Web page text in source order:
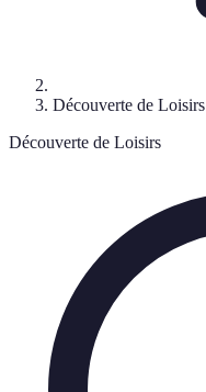
Découverte de Loisirs
Découverte de Loisirs